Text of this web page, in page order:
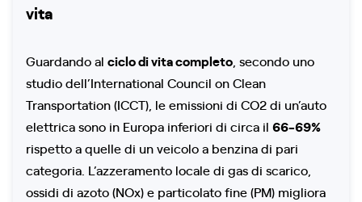
vita
Guardando al ciclo di vita completo , secondo uno
studio dell’International Council on Clean
Transportation (ICCT), le emissioni di CO2 di un’auto
elettrica sono in Europa inferiori di circa il 66-69%
rispetto a quelle di un veicolo a benzina di pari
categoria. L’azzeramento locale di gas di scarico,
ossidi di azoto (NOx) e particolato fine (PM) migliora